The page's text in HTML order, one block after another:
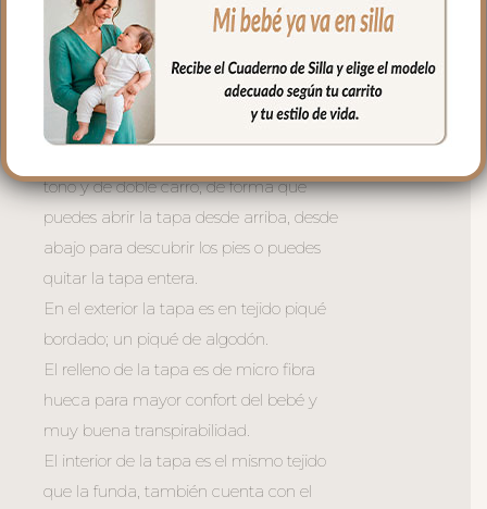
En la zona de los pies una trasera elástica
para sujetar la funda en la parte de
abajo.
La tapa del saco va sujeta a la funda
tono y de doble carro, de forma que
puedes abrir la tapa desde arriba, desde
abajo para descubrir los pies o puedes
quitar la tapa entera.
En el exterior la tapa es en tejido piqué
bordado; un piqué de algodón.
El relleno de la tapa es de micro fibra
hueca para mayor confort del bebé y
muy buena transpirabilidad.
El interior de la tapa es el mismo tejido
que la funda, también cuenta con el